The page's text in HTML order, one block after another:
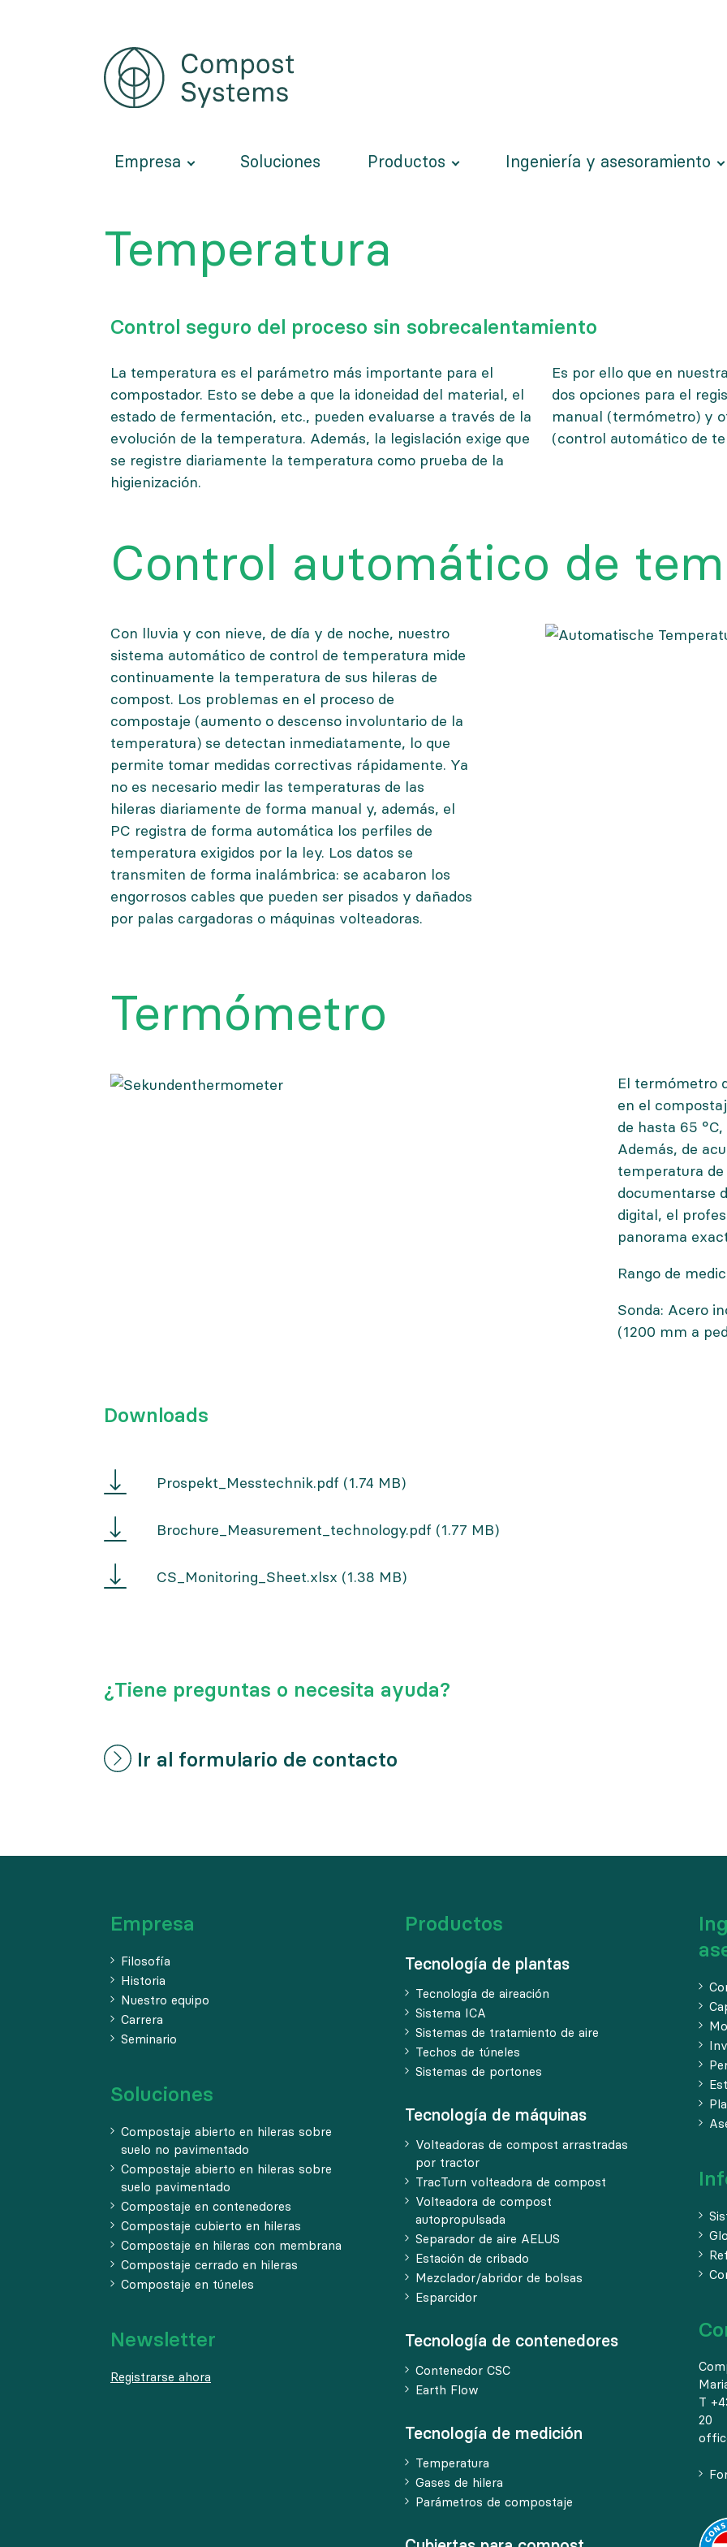
Empresa Soluciones Productos Ingeniería y asesoramiento
Temperatura
Control seguro del proceso sin sobrecalentamiento
La temperatura es el parámetro más importante para el
compostador. Esto se debe a que la idoneidad del material, el
estado de fermentación, etc., pueden evaluarse a través de la
evolución de la temperatura. Además, la legislación exige que
se registre diariamente la temperatura como prueba de la
higienización.
Es por ello que en
dos opciones para el
manual (termómetro) y
(control automático de
Control automático de
Con lluvia y con nieve, de día y de noche, nuestro
sistema automático de control de temperatura mide
continuamente la temperatura de sus hileras de
compost. Los problemas en el proceso de
compostaje (aumento o descenso involuntario de la
temperatura) se detectan inmediatamente, lo que
permite tomar medidas correctivas rápidamente. Ya
no es necesario medir las temperaturas de las
hileras diariamente de forma manual y, además, el
PC registra de forma automática los perfiles de
temperatura exigidos por la ley. Los datos se
transmiten de forma inalámbrica: se acabaron los
engorrosos cables que pueden ser pisados y dañados
por palas cargadoras o máquinas volteadoras.
Termómetro
El termómetro
en el
de hasta 65
Además, de
temperatura de
documentarse
digital, el
panorama
Rango de
Sonda: Acero
(1200 mm a
Downloads
Prospekt
Prospekt_Messtechnik.pdf (1.74 MB)
Brochure
technology
Brochure_Measurement_technology.pdf (1.77 MB)
CS_Monitoring_Sheet.xlsx (1.38 MB)
¿Tiene preguntas o necesita ayuda?
Ir al formulario de contacto
Empresa
Filosofía
Historia
Nuestro equipo
Carrera
Seminario
Soluciones
Compostaje abierto en hileras sobre
suelo no pavimentado
Compostaje abierto en hileras sobre
suelo pavimentado
Compostaje en contenedores
Compostaje cubierto en hileras
Compostaje en hileras con membrana
Compostaje cerrado en hileras
Compostaje en túneles
Newsletter
Registrarse ahora
Productos
Tecnología de plantas
Tecnología de aireación
Sistema ICA
Sistemas de tratamiento de aire
Techos de túneles
Sistemas de portones
Tecnología de máquinas
Volteadoras de compost arrastradas
por tractor
TracTurn volteadora de compost
Volteadora de compost
autopropulsada
Separador de aire AELUS
Estación de cribado
Mezclador/abridor de bolsas
Esparcidor
Tecnología de contenedores
Contenedor CSC
Earth Flow
Tecnología de medición
Temperatura
Gases de hilera
Parámetros de compostaje
T
20